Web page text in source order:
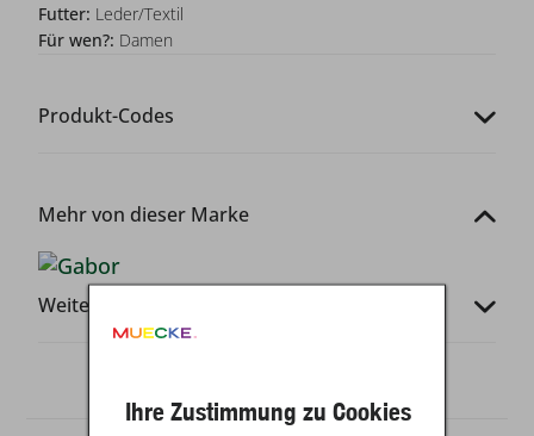
Futter: Leder/Textil
Für wen?: Damen
Produkt-Codes
Mehr von dieser Marke
Weitere Infos
Ihre Zustimmung zu Cookies